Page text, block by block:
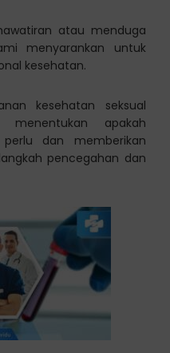
atau menduga
menyarankan untuk
kesehatan.
kesehatan seksual
apakah
dan memberikan
pencegahan dan